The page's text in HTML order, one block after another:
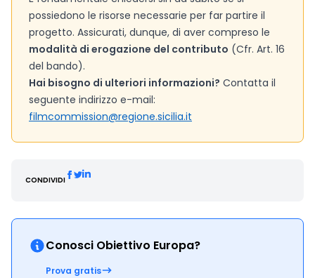
possiedono le risorse necessarie per far partire il
progetto. Assicurati, dunque, di aver compreso le
modalità di erogazione del contributo (Cfr. Art. 16
del bando).
Hai bisogno di ulteriori informazioni? Contatta il
seguente indirizzo e-mail:
filmcommission@regione.sicilia.it
CONDIVIDI
Conosci Obiettivo Europa?
Prova gratis